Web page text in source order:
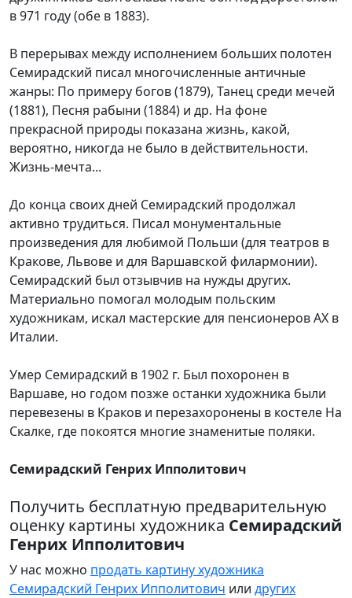
в 971 году (обе в 1883).
В перерывах между исполнением больших полотен
Семирадский писал многочисленные античные
жанры: По примеру богов (1879), Танец среди мечей
(1881), Песня рабыни (1884) и др. На фоне
прекрасной природы показана жизнь, какой,
вероятно, никогда не было в действительности.
Жизнь-мечта...
До конца своих дней Семирадский продолжал
активно трудиться. Писал монументальные
произведения для любимой Польши (для театров в
Кракове, Львове и для Варшавской филармонии).
Семирадский был отзывчив на нужды других.
Материально помогал молодым польским
художникам, искал мастерские для пенсионеров АХ в
Италии.
Умер Семирадский в 1902 г. Был похоронен в
Варшаве, но годом позже останки художника были
перевезены в Краков и перезахоронены в костеле На
Скалке, где покоятся многие знаменитые поляки.
Семирадский Генрих Ипполитович
Получить бесплатную предварительную
оценку картины художника Семирадский
Генрих Ипполитович
У нас можно продать картину художника
Семирадский Генрих Ипполитович или других